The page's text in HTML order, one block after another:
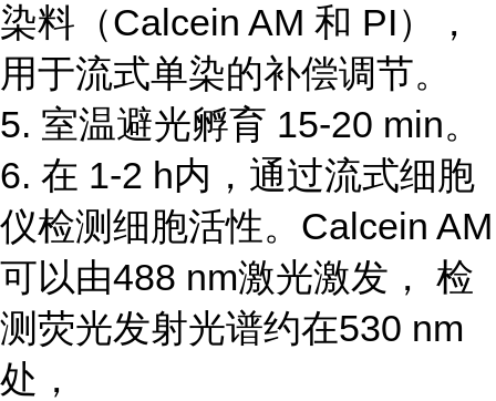
染料（Calcein AM 和 PI），
用于流式单染的补偿调节。
5. 室温避光孵育 15-20 min。
6. 在 1-2 h内，通过流式细胞
仪检测细胞活性。Calcein AM
可以由488 nm激光激发， 检
测荧光发射光谱约在530 nm
处，